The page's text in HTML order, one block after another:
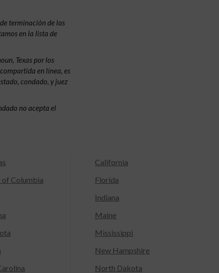
terminación de las
en la lista de
Texas por los
en línea, es
condado, y juez
no acepta el
California
Columbia
Florida
Indiana
Maine
Mississippi
New Hampshire
North Dakota